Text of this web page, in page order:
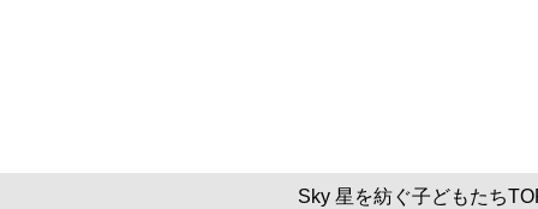
Sky 星を紡ぐ子どもたち